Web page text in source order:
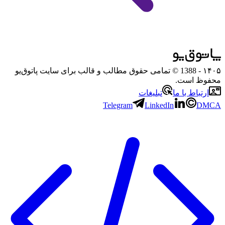
۱۴۰۵
- 1388 © تمامی حقوق مطالب و قالب برای سایت پاتوق‌یو
محفوظ است.
ارتباط با ما
تبلیغات
Telegram
LinkedIn DMCA